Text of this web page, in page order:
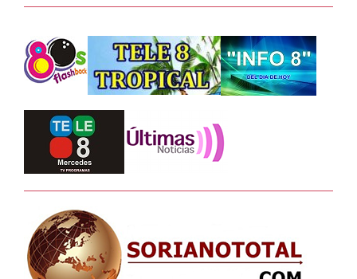
Día Internacional de los Museos
Dpto. de Higiene de la Intendencia.
Tele 8 Tropical – bloque 01
Tele 8 Tropical – bloque 02
Junta Dptal. de Soriano